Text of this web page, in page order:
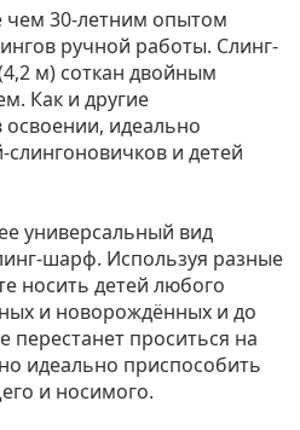
чем 30-летним опытом
ручной работы. Слинг-
м) соткан двойным
Как и другие
освоении, идеально
слингоновичков и детей
универсальный вид
шарф. Используя разные
носить детей любого
и новорождённых и до
перестанет проситься на
идеально приспособить
и носимого.